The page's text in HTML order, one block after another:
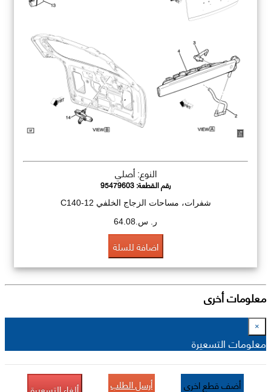
النوع: أصلي
رقم القطعة:95479603
شفرات، مساحات الزجاج الخلفي C140-12
ر. س.64.08
اضافة للسلة
معلومات أخرى
×
معلومات التسعيرة
أضف قطع اخرى أرسل الطلب